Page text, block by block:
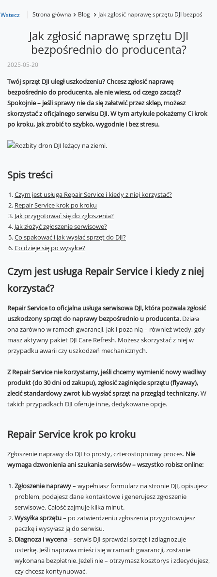
Wstecz Strona główna Blog Jak zgłosić naprawę sprzętu DJI
Jak zgłosić naprawę sprzętu DJI
bezpośrednio do producenta?
2025-05-20
Twój sprzęt DJI uległ uszkodzeniu? Chcesz zgłosić naprawę
bezpośrednio do producenta, ale nie wiesz, od czego zacząć?
Spokojnie – jeśli sprawy nie da się załatwić przez sklep, możesz
skorzystać z oficjalnego serwisu DJI. W tym artykule pokażemy Ci krok
po kroku, jak zrobić to szybko, wygodnie i bez stresu.
Spis treści
Czym jest usługa Repair Service i kiedy z niej korzystać?
Repair Service krok po kroku
Jak przygotować się do zgłoszenia?
Jak złożyć zgłoszenie serwisowe?
Co spakować i jak wysłać sprzęt do DJI?
Co dzieje się po wysyłce?
Czym jest usługa Repair Service i kiedy z niej
korzystać?
Repair Service to oficjalna usługa serwisowa DJI, która pozwala zgłosić
uszkodzony sprzęt do naprawy bezpośrednio u producenta. Działa
ona zarówno w ramach gwarancji, jak i poza nią – również wtedy, gdy
masz aktywny pakiet DJI Care Refresh. Możesz skorzystać z niej w
przypadku awarii czy uszkodzeń mechanicznych.
Z Repair Service nie korzystamy, jeśli chcemy wymienić nowy wadliwy
produkt (do 30 dni od zakupu), zgłosić zaginięcie sprzętu (flyaway),
zlecić standardowy zwrot lub wysłać sprzęt na przegląd techniczny.W
takich przypadkach DJI oferuje inne, dedykowane opcje.
Repair Service krok po kroku
Zgłoszenie naprawy do DJI to prosty, czterostopniowy proces. Nie
wymaga dzwonienia ani szukania serwisów – wszystko robisz online:
Zgłoszenie naprawy– wypełniasz formularz na stronie DJI, opisujesz
problem, podajesz dane kontaktowe i generujesz zgłoszenie
serwisowe. Całość zajmuje kilka minut.
Wysyłka sprzętu– po zatwierdzeniu zgłoszenia przygotowujesz
paczkę i wysyłasz ją do serwisu.
Diagnoza i wycena– serwis DJI sprawdzi sprzęt i zdiagnozuje
usterkę. Jeśli naprawa mieści się w ramach gwarancji, zostanie
wykonana bezpłatnie. Jeżeli nie – otrzymasz kosztorys i zdecydujesz,
czy chcesz kontynuować.